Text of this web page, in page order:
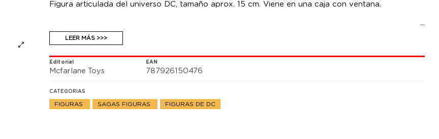
Figura articulada del universo DC, tamaño aprox. 15 cm. Viene en una caja con ventana.
LEER MÁS >>>
Editorial
Mcfarlane Toys
EAN
787926150476
CATEGORIAS
FIGURAS SAGAS FIGURAS FIGURAS DE DC